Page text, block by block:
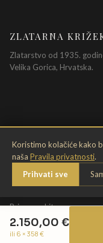
2.150,00 €
ili 6 × 358 €
Koristimo kolačiće kako
naša Pravila privatnosti.
Prihvati sve
ZLATARNA
Zlatarstvo od 1935.
Velika Gorica, Hrvatska.
INFORMACIJE
O nama
Kontakt
Briga o nakitu
Jamstvo